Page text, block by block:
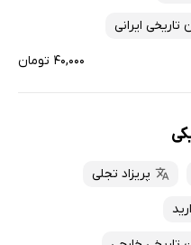
تاریخی ایرانی
۴۰,۰۰۰ تومان
پریزاد تجلی